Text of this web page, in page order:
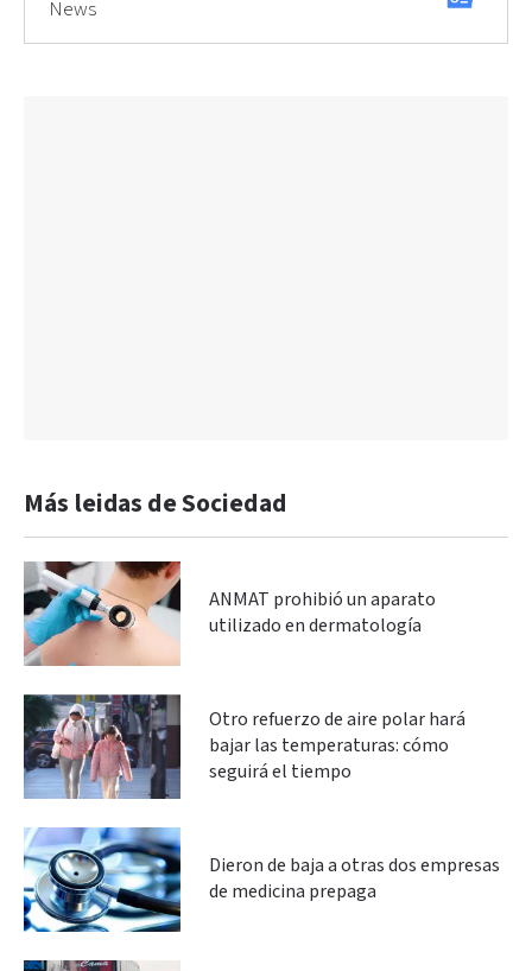
News
Más leidas de Sociedad
ANMAT prohibió un aparato
utilizado en dermatología
Otro refuerzo de aire polar hará
bajar las temperaturas: cómo
seguirá el tiempo
Dieron de baja a otras dos empresas
de medicina prepaga